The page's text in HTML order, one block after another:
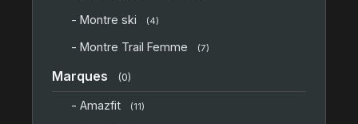
- Montre ski (4)
- Montre Trail Femme (7)
Marques (0)
- Amazfit (11)